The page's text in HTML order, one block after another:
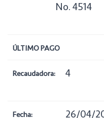
No. 4514
ÚLTIMO PAGO
Recaudadora: 4
Fecha: 26/04/